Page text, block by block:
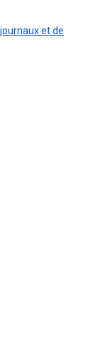
et de